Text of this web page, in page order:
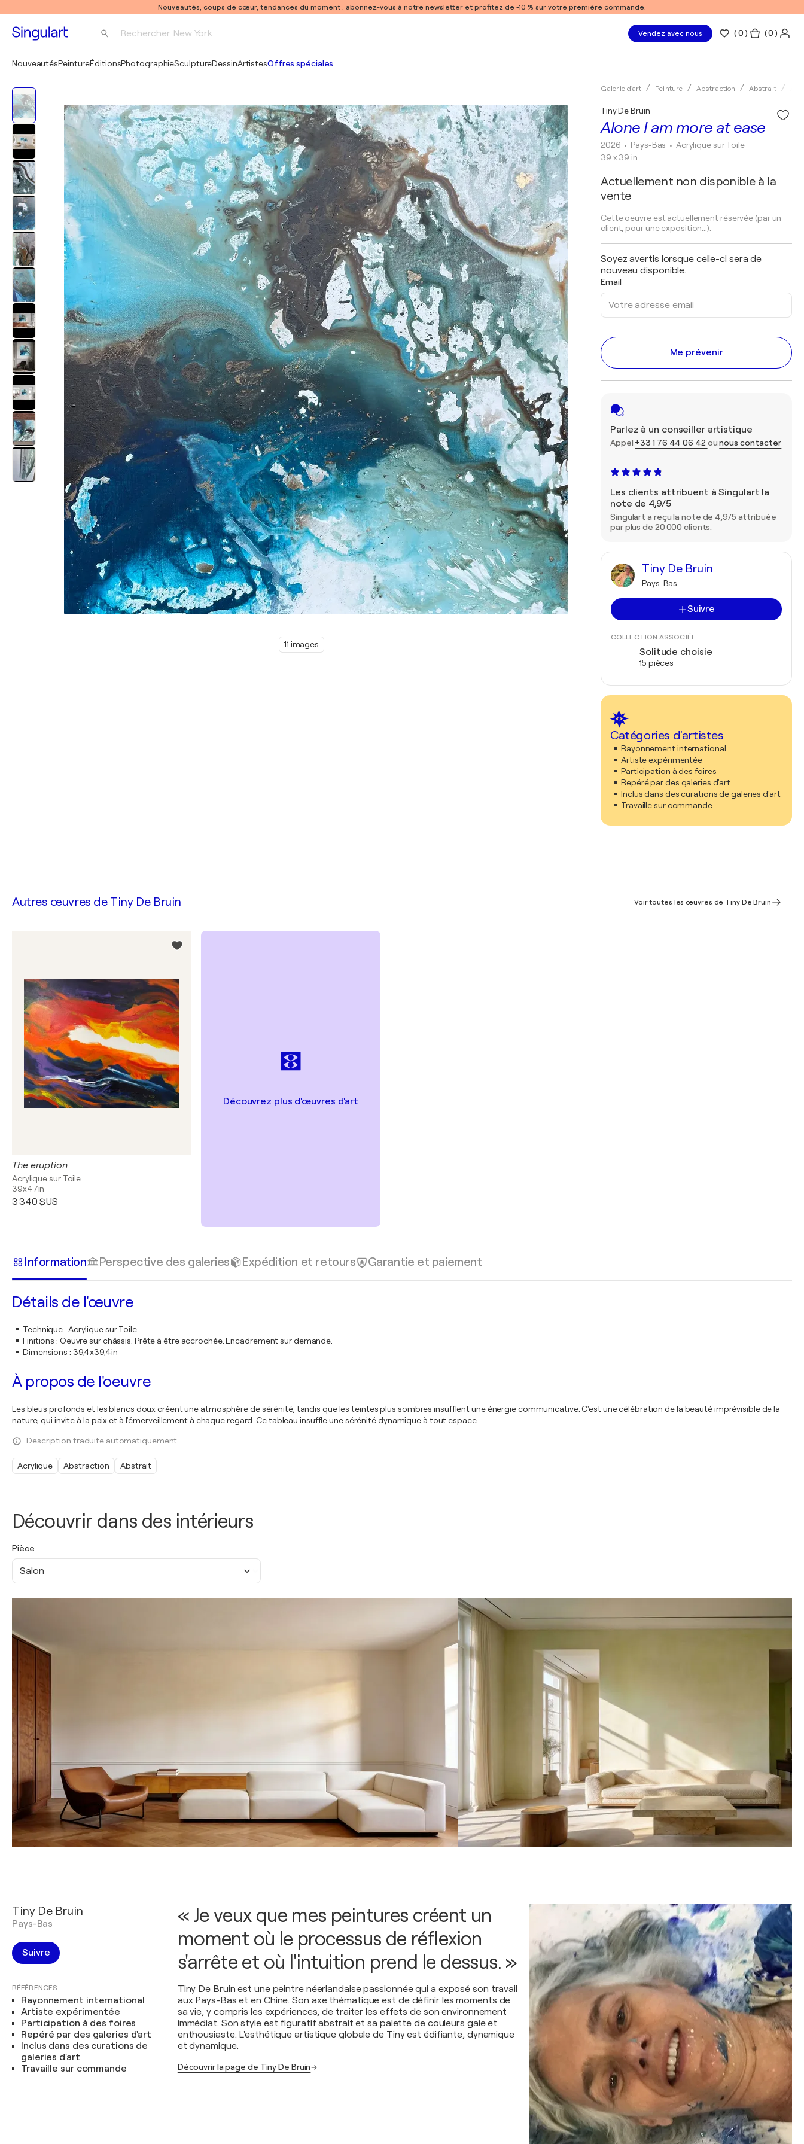
Nouveautés, coups de cœur, tendances du moment : abonnez-vous à notre newsletter et profitez de -10 % sur votre première commande.
Rechercher New York
Pablo Picasso
Vendez avec nous (0 ) ( 0 )
NouveautésPeintureÉditionsPhotographieSculptureDessinArtistesOffres spéciales
11 images
Galerie d'art Peinture Abstraction Abstrait
Alone I am more at ease
Tiny De Bruin
2026 • Pays-Bas • Acrylique sur Toile
39 x 39 in
Actuellement non disponible à la
vente
Cette oeuvre est actuellement réservée (par un
client, pour une exposition...).
Soyez avertis lorsque celle-ci sera de
nouveau disponible.
Email
Me prévenir
Parlez à un conseiller artistique
Appel +33 1 76 44 06 42 ounous contacter
Les clients attribuent à Singulart la
note de 4,9/5
Singulart a reçu la note de 4,9/5 attribuée
par plus de 20 000 clients.
Tiny De Bruin
Pays-Bas
Suivre
COLLECTION ASSOCIÉE
Solitude choisie
15 pièces
Catégories d'artistes
Rayonnement international
Artiste expérimentée
Participation à des foires
Repéré par des galeries d'art
Inclus dans des curations de galeries d'art
Travaille sur commande
Découvrir dans des intérieurs
Pièce
Salon
Autres œuvres de Tiny De Bruin Voir toutes les œuvres de Tiny De Bruin
The eruption
Acrylique sur Toile
39x47in
3 340 $US
Découvrez plus d'œuvres d'art
Information Perspective des galeries Expédition et retours Garantie et paiement
Détails de l'œuvre
Technique: Acrylique sur Toile
Finitions : Oeuvre sur châssis. Prête à être accrochée. Encadrement sur demande.
Dimensions : 39,4x39,4in
À propos de l'oeuvre
Les bleus profonds et les blancs doux créent une atmosphère de sérénité, tandis que les teintes plus sombres insufflent une énergie communicative. C'est une célébration de la beauté imprévisible de la
nature, qui invite à la paix et à l'émerveillement à chaque regard. Ce tableau insuffle une sérénité dynamique à tout espace.
Description traduite automatiquement.
Acrylique Abstraction Abstrait
Tiny De Bruin
Pays-Bas
Suivre
RÉFÉRENCES
Rayonnement international
Artiste expérimentée
Participation à des foires
Repéré par des galeries d'art
Inclus dans des curations de
galeries d'art
Travaille sur commande
« Je veux que mes peintures créent un
moment où le processus de réflexion
s'arrête et où l'intuition prend le dessus. »
Tiny De Bruin est une peintre néerlandaise passionnée qui a exposé son travail
aux Pays-Bas et en Chine. Son axe thématique est de définir les moments de
sa vie, y compris les expériences, de traiter les effets de son environnement
immédiat. Son style est figuratif abstrait et sa palette de couleurs gaie et
enthousiaste. L'esthétique artistique globale de Tiny est édifiante, dynamique
et dynamique.
Découvrir la page de Tiny De Bruin